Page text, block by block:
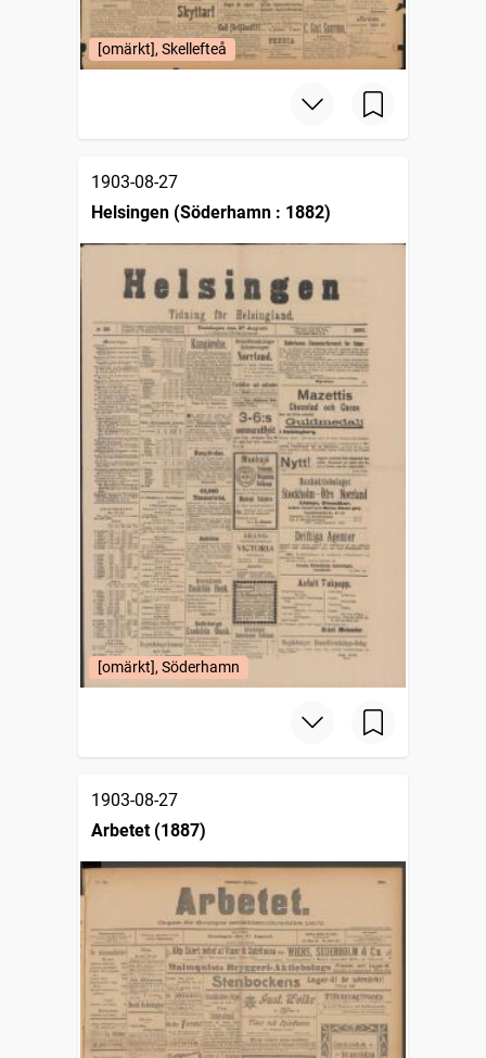
[omärkt], Skellefteå
1903-08-27
Helsingen (Söderhamn : 1882)
[omärkt], Söderhamn
1903-08-27
Arbetet (1887)